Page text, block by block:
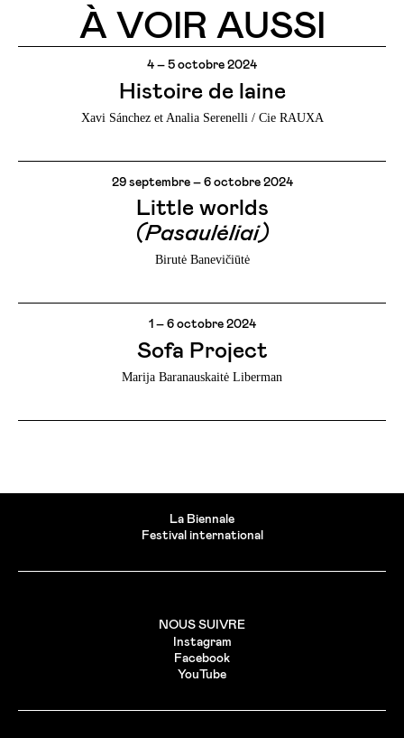
À VOIR AUSSI
4 – 5 octobre 2024
Histoire de laine
Xavi Sánchez et Analia Serenelli / Cie RAUXA
29 septembre – 6 octobre 2024
Little worlds
(Pasaulėliai)
Birutė Banevičiūtė
1 – 6 octobre 2024
Sofa Project
Marija Baranauskaitė Liberman
La Biennale
Festival international
NOUS SUIVRE
Instagram
Facebook
YouTube